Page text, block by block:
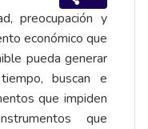
preocupación y
económico que
pueda generar
buscan e
que impiden
que